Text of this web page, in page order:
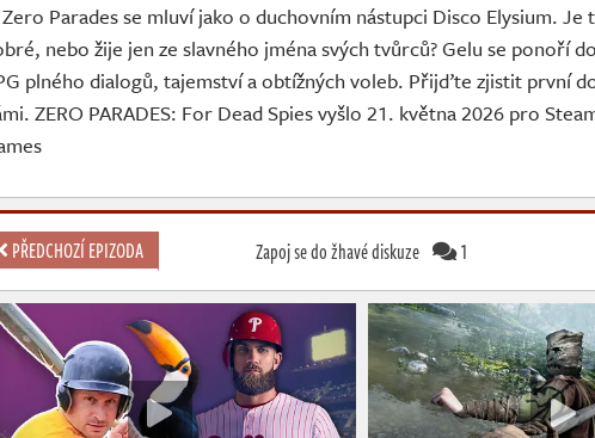
Parades se mluví jako o duchovním nástupci Disco Elysium. Je
nebo žije jen ze slavného jména svých tvůrců? Gelu se ponoří
plného dialogů, tajemství a obtížných voleb. Přijďte zjistit první
ZERO PARADES: For Dead Spies vyšlo 21. května 2026 pro
PŘEDCHOZÍ EPIZODA Zapoj se do žhavé diskuze 1